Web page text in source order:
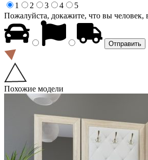
1
2 3 4
5
Пожалуйста, докажите, что вы человек,
Похожие модели